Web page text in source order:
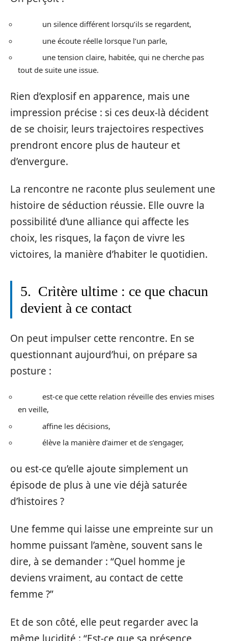
un silence différent lorsqu’ils se regardent,
une écoute réelle lorsque l’un parle,
une tension claire, habitée, qui ne cherche pas
tout de suite une issue.
Rien d’explosif en apparence, mais une
impression précise : si ces deux-là décident
de se choisir, leurs trajectoires respectives
prendront encore plus de hauteur et
d’envergure.
La rencontre ne raconte plus seulement une
histoire de séduction réussie. Elle ouvre la
possibilité d’une alliance qui affecte les
choix, les risques, la façon de vivre les
victoires, la manière d’habiter le quotidien.
5. Critère ultime : ce que chacun
devient à ce contact
On peut impulser cette rencontre. En se
questionnant aujourd’hui, on prépare sa
posture :
est-ce que cette relation réveille des envies mises
en veille,
affine les décisions,
élève la manière d’aimer et de s’engager,
ou est-ce qu’elle ajoute simplement un
épisode de plus à une vie déjà saturée
d’histoires ?
Une femme qui laisse une empreinte sur un
homme puissant l’amène, souvent sans le
dire, à se demander : “Quel homme je
deviens vraiment, au contact de cette
femme ?”
Et de son côté, elle peut regarder avec la
même lucidité : “Est-ce que sa présence